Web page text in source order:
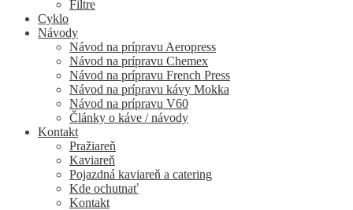
Filtre
Cyklo
Návody
Návod na prípravu Aeropress
Návod na prípravu Chemex
Návod na prípravu French Press
Návod na prípravu kávy Mokka
Návod na prípravu V60
Články o káve / návody
Kontakt
Pražiareň
Kaviareň
Pojazdná kaviareň a catering
Kde ochutnať
Kontakt